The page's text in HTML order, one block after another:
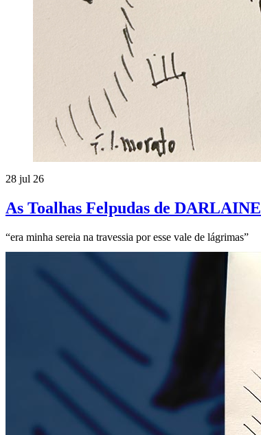
28 jul 26
As Toalhas Felpudas de DARLAINE
“era minha sereia na travessia por esse vale de lágrimas”